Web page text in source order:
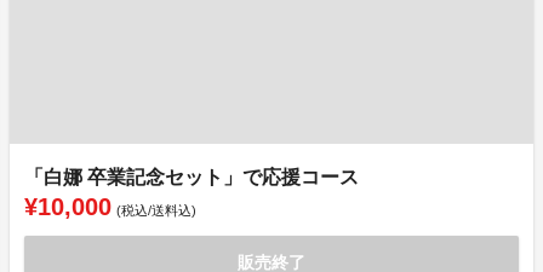
「白娜 卒業記念セット」で応援コース
¥10,000 (税込/送料込)
販売終了